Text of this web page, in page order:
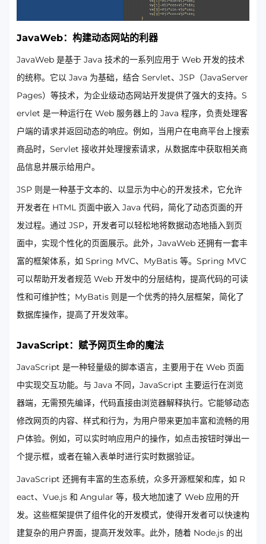
JavaWeb：构建动态网站的利器
JavaWeb 是基于 Java 技术的一系列应用于 Web 开发的技术
的统称。它以 Java 为基础，结合 Servlet、JSP（JavaServer
Pages）等技术，为企业级动态网站开发提供了强大的支持。S
ervlet 是一种运行在 Web 服务器上的 Java 程序，负责处理客
户端的请求并返回动态的响应。例如，当用户在电商平台上搜索
商品时，Servlet 接收并处理搜索请求，从数据库中获取相关商
品信息并展示给用户。
JSP 则是一种基于文本的、以显示为中心的开发技术，它允许
开发者在 HTML 页面中嵌入 Java 代码，简化了动态页面的开
发过程。通过 JSP，开发者可以轻松地将数据动态地插入到页
面中，实现个性化的页面展示。此外，JavaWeb 还拥有一套丰
富的框架体系，如 Spring MVC、MyBatis 等。Spring MVC
可以帮助开发者规范 Web 开发中的分层结构，提高代码的可读
性和可维护性；MyBatis 则是一个优秀的持久层框架，简化了
数据库操作，提高了开发效率。
JavaScript：赋予网页生命的魔法
JavaScript 是一种轻量级的脚本语言，主要用于在 Web 页面
中实现交互功能。与 Java 不同，JavaScript 主要运行在浏览
器端，无需预先编译，代码直接由浏览器解释执行。它能够动态
修改网页的内容、样式和行为，为用户带来更加丰富和流畅的用
户体验。例如，可以实时响应用户的操作，如点击按钮时弹出一
个提示框，或者在输入表单时进行实时数据验证。
JavaScript 还拥有丰富的生态系统，众多开源框架和库，如 R
eact、Vue.js 和 Angular 等，极大地加速了 Web 应用的开
发。这些框架提供了组件化的开发模式，使得开发者可以快速构
建复杂的用户界面，提高开发效率。此外，随着 Node.js 的出